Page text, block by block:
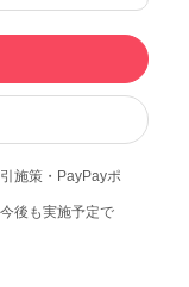
施策・PayPayポ
後も実施予定で